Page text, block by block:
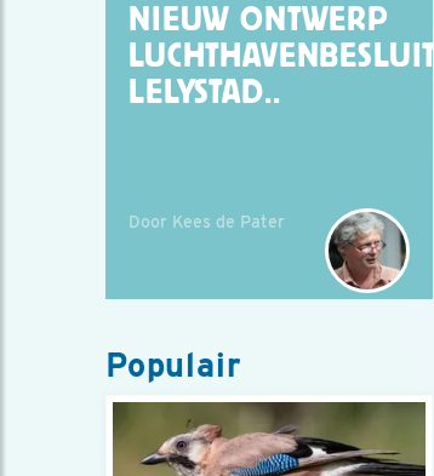
NIEUW ONTWERP
LUCHTHAVENBESLUIT
LELYSTAD..
Door Kees de Pater
Populair